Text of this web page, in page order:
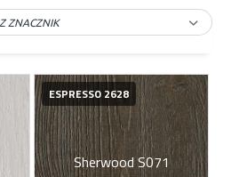
ZNACZNIK
Sherwood S071
ESPRESSO 2628